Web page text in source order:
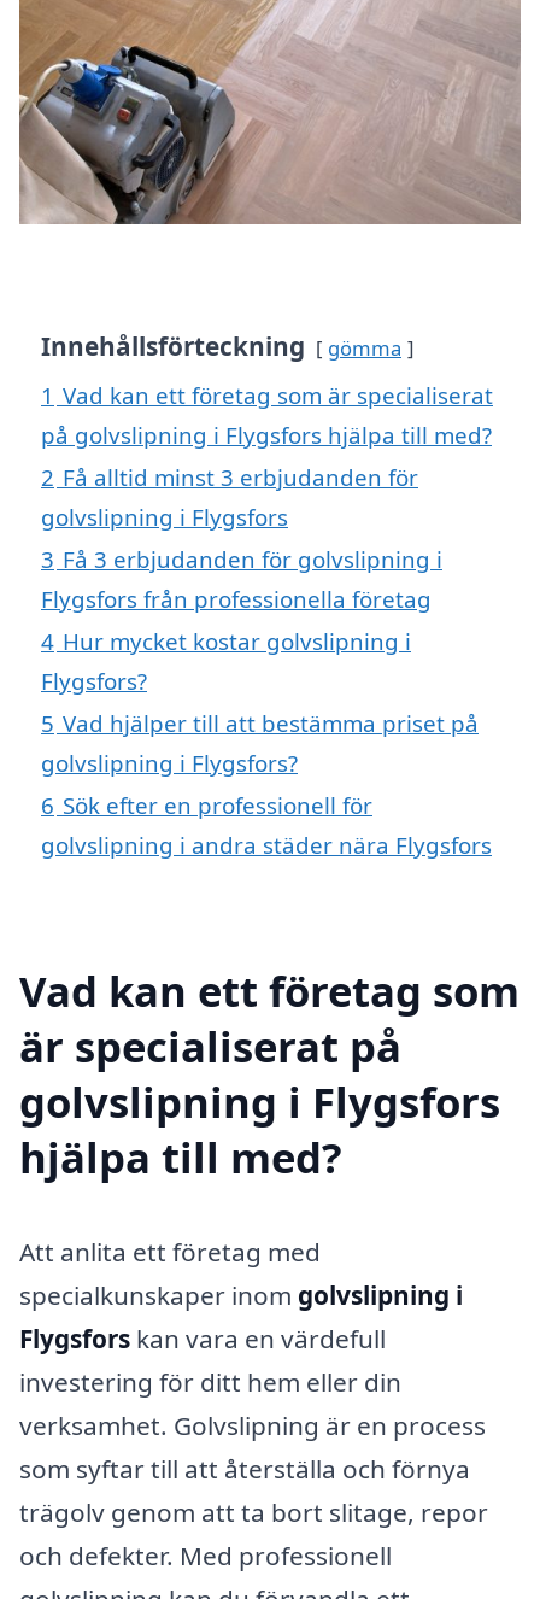
Innehållsförteckning gömma
1 Vad kan ett företag som är specialiserat
på golvslipning i Flygsfors hjälpa till med?
2 Få alltid minst 3 erbjudanden för
golvslipning i Flygsfors
3 Få 3 erbjudanden för golvslipning i
Flygsfors från professionella företag
4 Hur mycket kostar golvslipning i
Flygsfors?
5 Vad hjälper till att bestämma priset på
golvslipning i Flygsfors?
6 Sök efter en professionell för
golvslipning i andra städer nära Flygsfors
Vad kan ett företag som
är specialiserat på
golvslipning i Flygsfors
hjälpa till med?
Att anlita ett företag med
specialkunskaper inom golvslipning i
Flygsfors kan vara en värdefull
investering för ditt hem eller din
verksamhet. Golvslipning är en process
som syftar till att återställa och förnya
trägolv genom att ta bort slitage, repor
och defekter. Med professionell